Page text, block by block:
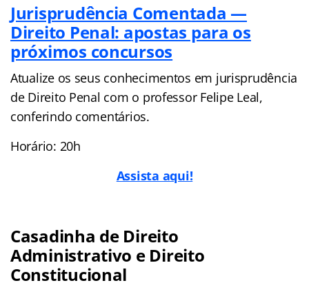
Jurisprudência Comentada —
Direito Penal: apostas para os
próximos concursos
Atualize os seus conhecimentos em jurisprudência
de Direito Penal com o professor Felipe Leal,
conferindo comentários.
Horário: 20h
Assista aqui!
Casadinha de Direito
Administrativo e Direito
Constitucional